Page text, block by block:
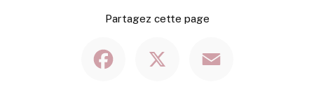
Partagez cette page